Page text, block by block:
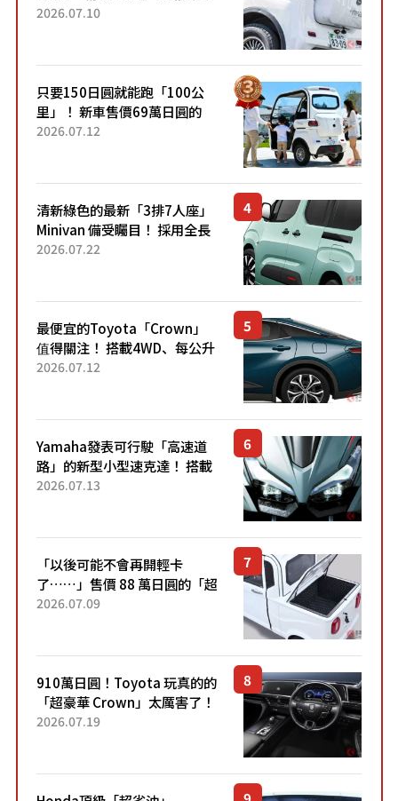
成為人氣車款！「養車成本真
2026.07.10
只要150日圓就能跑「100公
里」！ 新車售價69萬日圓的
「3人座」Trike大受歡迎！ 順
2026.07.12
清新綠色的最新「3排7人座」
Minivan 備受矚目！ 採用全長
4.7公尺剛剛好的車身尺寸與
2026.07.22
最便宜的Toyota「Crown」
值得關注！ 搭載4WD、每公升
22.4公里低油耗表現超亮眼！
2026.07.12
Yamaha發表可行駛「高速道
路」的新型小型速克達！ 搭載
能享受超強勁「渦輪感」的動
2026.07.13
「以後可能不會再開輕卡
了……」售價 88 萬日圓的「超
迷你輕型貨車」引發兩極評
了！...
2026.07.09
910萬日圓！Toyota 玩真的的
「超豪華 Crown」太厲害了！
採用由「匠人技藝」打造的
2026.07.19